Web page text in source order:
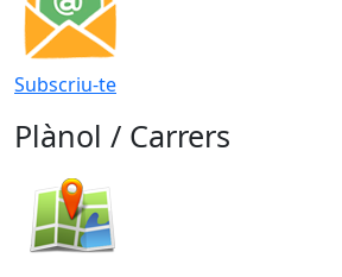
Subscriu-te
Plànol / Carrers